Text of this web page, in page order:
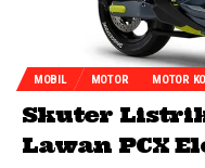
MOBIL MOTOR MOTOR
Skuter
Lawan PCX